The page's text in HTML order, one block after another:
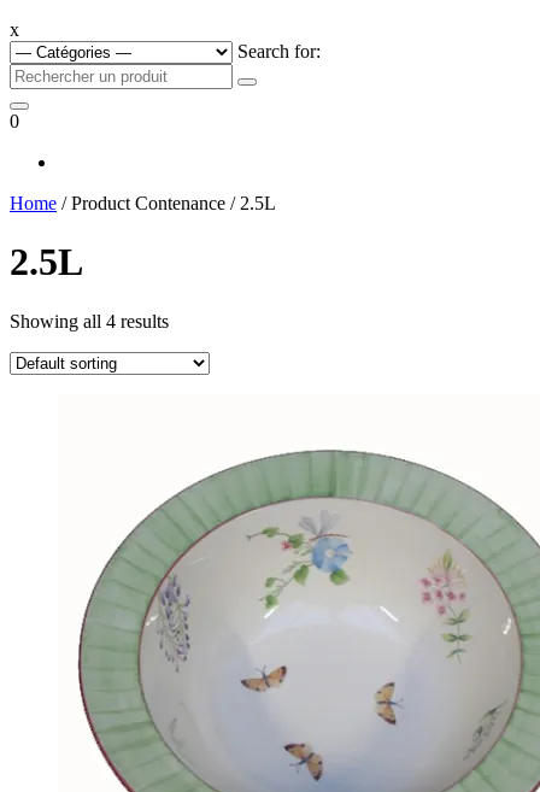
x
Search for:
0
Home / Product Contenance / 2.5L
2.5L
Showing all 4 results